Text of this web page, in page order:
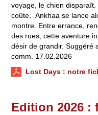
voyage, le chien
coûte, Ankhaa se lance
montre. Entre errance,
des rues, cette aventure
désir de grandir. Suggéré
comm. 17.02.2026
Lost Days : notre
Edition 2026 :